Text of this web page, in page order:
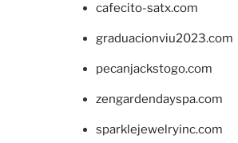
cafecito-satx.com
graduacionviu2023.com
pecanjackstogo.com
zengardendayspa.com
sparklejewelryinc.com